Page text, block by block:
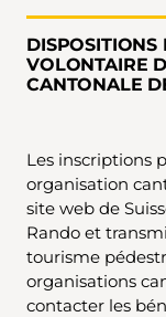
DISPOSITIONS
VOLONTAIRE
CANTONALE
Les inscriptions
organisation
site web de
Rando et
tourisme
organisations
contacter les